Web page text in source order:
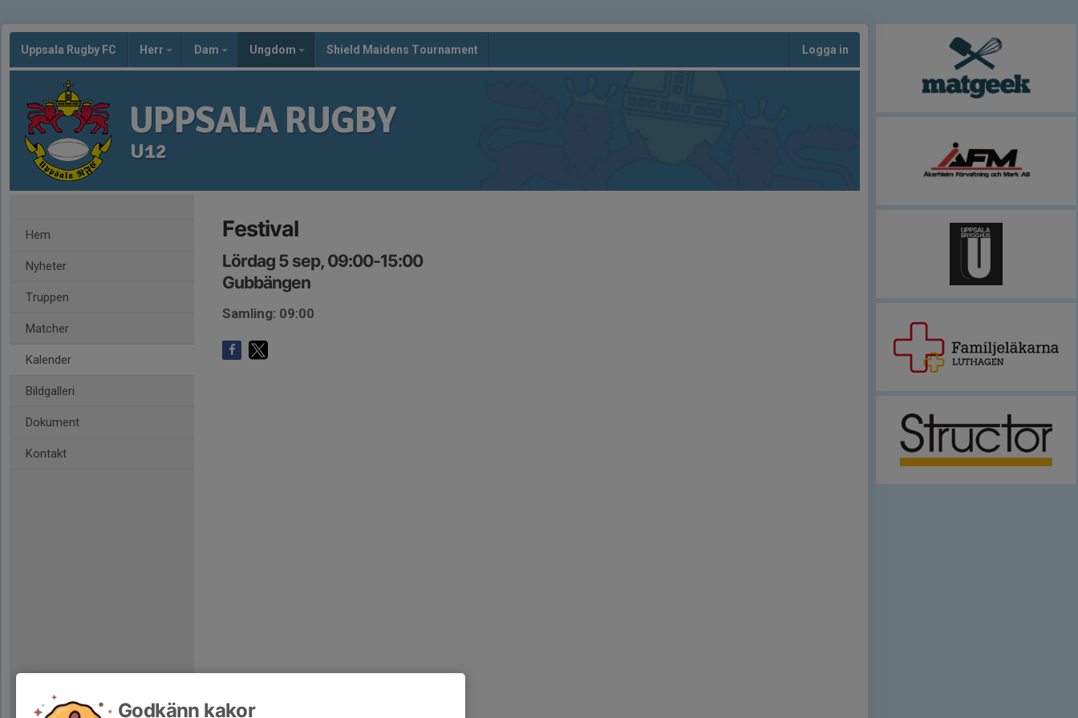
Uppsala Rugby FC Herr Dam Ungdom Shield Maidens Tournament Logga in
UPPSALA RUGBY
U12
Hem
Nyheter
Truppen
Matcher
Kalender
Bildgalleri
Dokument
Kontakt
Festival
Lördag 5 sep, 09:00-15:00
Gubbängen
Samling: 09:00
Godkänn kakor